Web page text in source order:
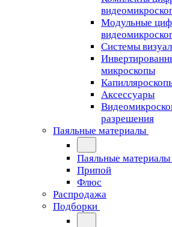
Модульные
Cистемы
микроскопы
Аксессуары
разрешения
Паяльные материалы
Паяльные материалы
Припой
Флюс
Распродажа
Подборки